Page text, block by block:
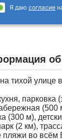
Я даю согласие
об
тихой улице
парковка
(300 м),
(2 км),
пляжи во